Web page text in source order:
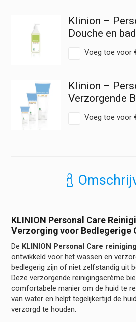
Klinion –
Douche en
Voeg toe voor
Klinion –
Verzorgende
Voeg toe voor
KLINION Personal Care
Verzorging voor Bedlegerige
De KLINION Personal Care
ontwikkeld voor het wassen en
bedlegerig zijn of niet zelfstandig uit
Deze verzorgende reinigingscrème
comfortabele manier om de huid te
van water en helpt tegelijkertijd de
verzorgd te houden.